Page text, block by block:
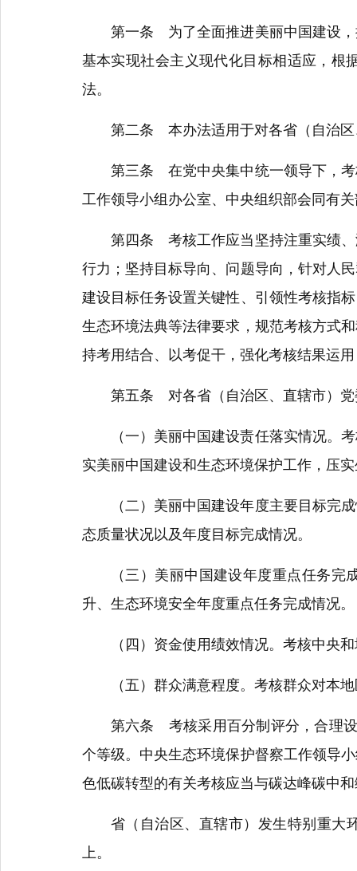
第一条 为了全面推进美丽中国建设，
基本实现社会主义现代化目标相适应，根
法。
第二条 本办法适用于对各省（自治区
第三条 在党中央集中统一领导下，考
工作领导小组办公室、中央组织部会同有
第四条 考核工作应当坚持注重实绩、
行力；坚持目标导向、问题导向，针对人
建设目标任务设置关键性、引领性考核指
生态环境法典等法律要求，规范考核方式
持考用结合、以考促干，强化考核结果运
第五条 对各省（自治区、直辖市）党
（一）美丽中国建设责任落实情况。考
实美丽中国建设和生态环境保护工作，压
（二）美丽中国建设年度主要目标完成
态质量状况以及年度目标完成情况。
（三）美丽中国建设年度重点任务完成
升、生态环境安全年度重点任务完成情况。
（四）资金使用绩效情况。考核中央和
（五）群众满意程度。考核群众对本地
第六条 考核采用百分制评分，合理设
个等级。中央生态环境保护督察工作领导
色低碳转型的有关考核应当与碳达峰碳中
省（自治区、直辖市）发生特别重大环
上。